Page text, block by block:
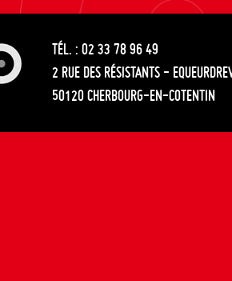
TÉL. : 02 33 78 96 49
2 RUE DES RÉSISTANTS -
50120 CHERBOURG-EN-COTENTIN